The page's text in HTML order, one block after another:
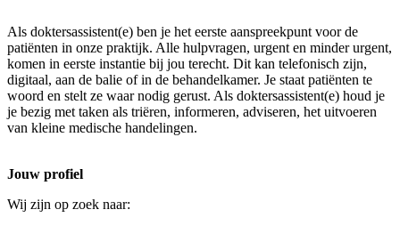
Als doktersassistent(e) ben je het eerste aanspreekpunt voor de
patiënten in onze praktijk. Alle hulpvragen, urgent en minder urgent,
komen in eerste instantie bij jou terecht. Dit kan telefonisch zijn,
digitaal, aan de balie of in de behandelkamer. Je staat patiënten te
woord en stelt ze waar nodig gerust. Als doktersassistent(e) houd je
je bezig met taken als triëren, informeren, adviseren, het uitvoeren
van kleine medische handelingen.
Jouw profiel
Wij zijn op zoek naar: